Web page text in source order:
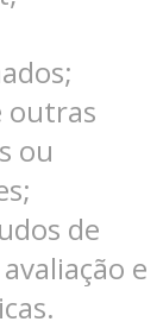
outras
ou
de
e